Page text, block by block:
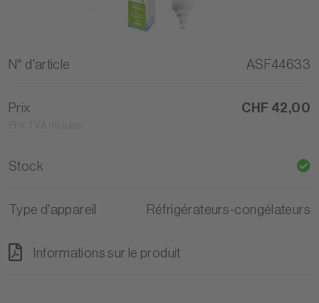
N° d'article ASF44633
Prix CHF 42,00
Stock
Type d'appareil Réfrigérateurs-congélateurs
Informations sur le produit